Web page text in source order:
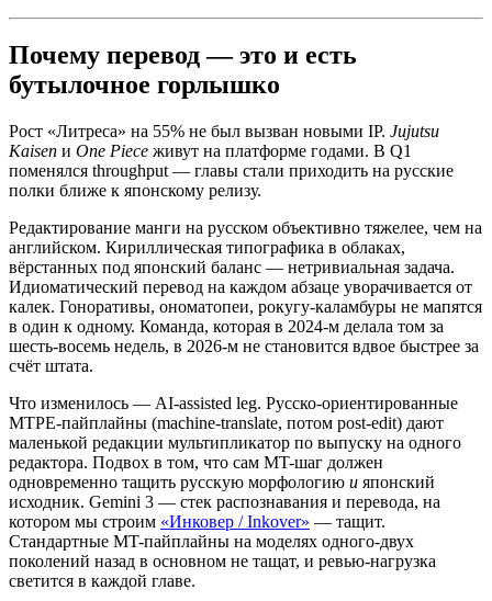
Почему перевод — это и есть
бутылочное горлышко
Рост «Литреса» на 55% не был вызван новыми IP. Jujutsu
Kaisen и One Piece живут на платформе годами. В Q1
поменялся throughput — главы стали приходить на русские
полки ближе к японскому релизу.
Редактирование манги на русском объективно тяжелее, чем на
английском. Кириллическая типографика в облаках,
вёрстанных под японский баланс — нетривиальная задача.
Идиоматический перевод на каждом абзаце уворачивается от
калек. Гоноративы, ономатопеи, рокугу-каламбуры не мапятся
в один к одному. Команда, которая в 2024-м делала том за
шесть-восемь недель, в 2026-м не становится вдвое быстрее за
счёт штата.
Что изменилось — AI-assisted leg. Русско-ориентированные
MTPE-пайплайны (machine-translate, потом post-edit) дают
маленькой редакции мультипликатор по выпуску на одного
редактора. Подвох в том, что сам MT-шаг должен
одновременно тащить русскую морфологию и японский
исходник. Gemini 3 — стек распознавания и перевода, на
котором мы строим «Инковер / Inkover» — тащит.
Стандартные MT-пайплайны на моделях одного-двух
поколений назад в основном не тащат, и ревью-нагрузка
светится в каждой главе.